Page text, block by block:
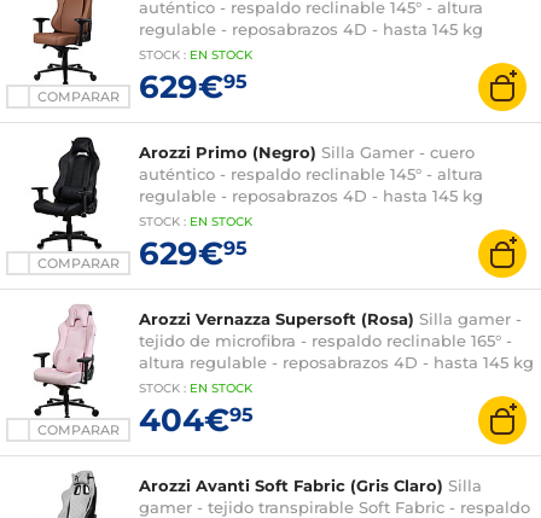
COMPARAR
auténtico - respaldo reclinable 145° - altura
regulable - reposabrazos 4D - hasta 145 kg
STOCK : EN STOCK
629€95
COMPARAR
Arozzi Primo (Negro) Silla Gamer - cuero
auténtico - respaldo reclinable 145° - altura
regulable - reposabrazos 4D - hasta 145 kg
STOCK : EN STOCK
629€95
COMPARAR
Arozzi Vernazza Supersoft (Rosa) Silla gamer -
tejido de microfibra - respaldo reclinable 165° -
altura regulable - reposabrazos 4D - hasta 145 kg
STOCK : EN STOCK
404€95
Arozzi Avanti Soft Fabric (Gris Claro) Silla
gamer - tejido transpirable Soft Fabric - respaldo